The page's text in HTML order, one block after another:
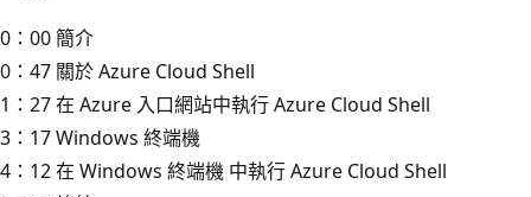
0：00 簡介
0：47 關於 Azure Cloud Shell
1：27 在 Azure 入口網站中執行 Azure Cloud Shell
3：17 Windows 終端機
4：12 在 Windows 終端機 中執行 Azure Cloud Shell